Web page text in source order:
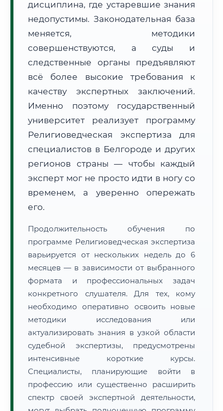
Формат учебы:
Дистанционно
🗺️ Зона обслуживания: г. Белгород
• Маршрут транзита: ~3 095 км
📜 Документы и аккредитация ФИС ФРДО
Нажмите на документ для увеличения и просмотра
дисциплина, где устаревшие знания
недопустимы. Законодательная база
меняется, методики
совершенствуются, а суды и
следственные органы предъявляют
всё более высокие требования к
качеству экспертных заключений.
Именно поэтому государственный
университет реализует программу
Религиоведческая экспертиза для
специалистов в Белгороде и других
регионов страны — чтобы каждый
эксперт мог не просто идти в ногу со
временем, а уверенно опережать
его.
Продолжительность обучения по
программе Религиоведческая экспертиза
варьируется от нескольких недель до 6
месяцев — в зависимости от выбранного
формата и профессиональных задач
конкретного слушателя. Для тех, кому
необходимо оперативно освоить новые
методики исследования или
актуализировать знания в узкой области
судебной экспертизы, предусмотрены
интенсивные короткие курсы.
Специалисты, планирующие войти в
профессию или существенно расширить
спектр своей экспертной деятельности,